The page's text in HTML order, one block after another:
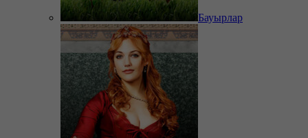
Бауырлар